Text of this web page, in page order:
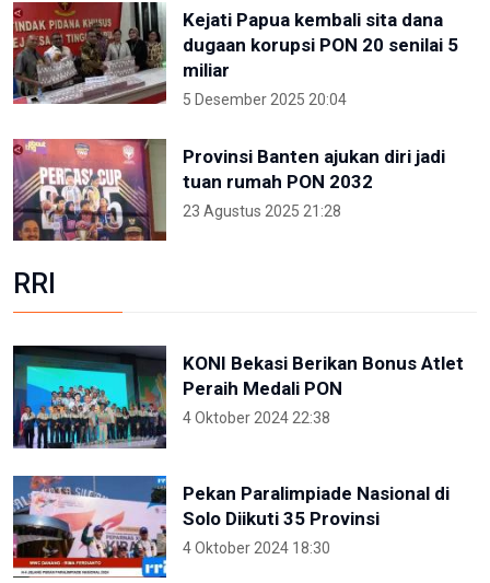
Kejati Papua kembali sita dana
dugaan korupsi PON 20 senilai 5
miliar
5 Desember 2025 20:04
Provinsi Banten ajukan diri jadi
tuan rumah PON 2032
23 Agustus 2025 21:28
RRI
KONI Bekasi Berikan Bonus Atlet
Peraih Medali PON
4 Oktober 2024 22:38
Pekan Paralimpiade Nasional di
Solo Diikuti 35 Provinsi
4 Oktober 2024 18:30